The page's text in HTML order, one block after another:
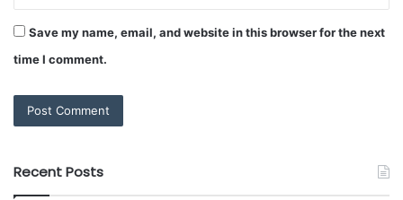
Save my name, email, and website in this browser for the next
time I comment.
Recent Posts